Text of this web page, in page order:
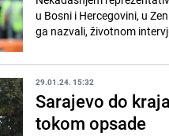
u Bosni i Hercegovini, u
ga nazvali, životnom
29.01.24. 15:32
Sarajevo do
tokom opsade